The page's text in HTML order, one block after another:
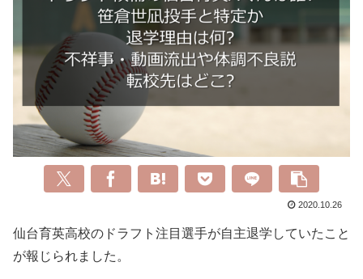
2020.10.26
仙台育英高校のドラフト注目選手が自主退学していたこと
が報じられました。